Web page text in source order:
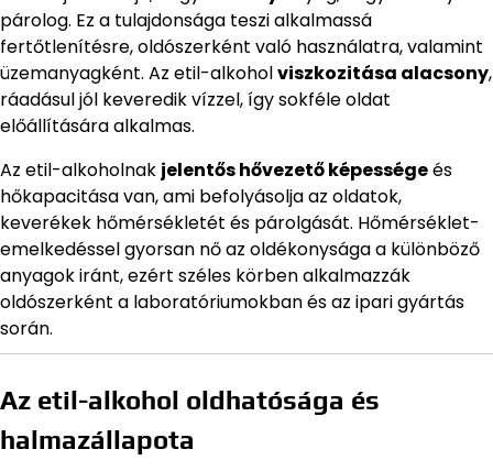
párolog. Ez a tulajdonsága teszi alkalmassá
fertőtlenítésre, oldószerként való használatra, valamint
üzemanyagként. Az etil-alkoholviszkozitása alacsony,
ráadásul jól keveredik vízzel, így sokféle oldat
előállítására alkalmas.
Az etil-alkoholnak jelentős hővezető képességeés
hőkapacitása van, ami befolyásolja az oldatok,
keverékek hőmérsékletét és párolgását. Hőmérséklet-
emelkedéssel gyorsan nő az oldékonysága a különböző
anyagok iránt, ezért széles körben alkalmazzák
oldószerként a laboratóriumokban és az ipari gyártás
során.
Az etil-alkohol oldhatósága és
halmazállapota